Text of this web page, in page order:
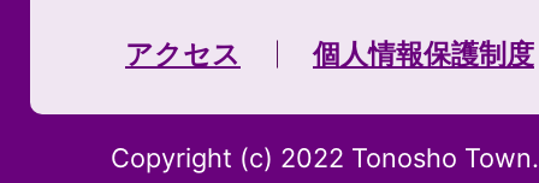
アクセス 個人情報保護制度
Copyright (c) 2022 Tonosho